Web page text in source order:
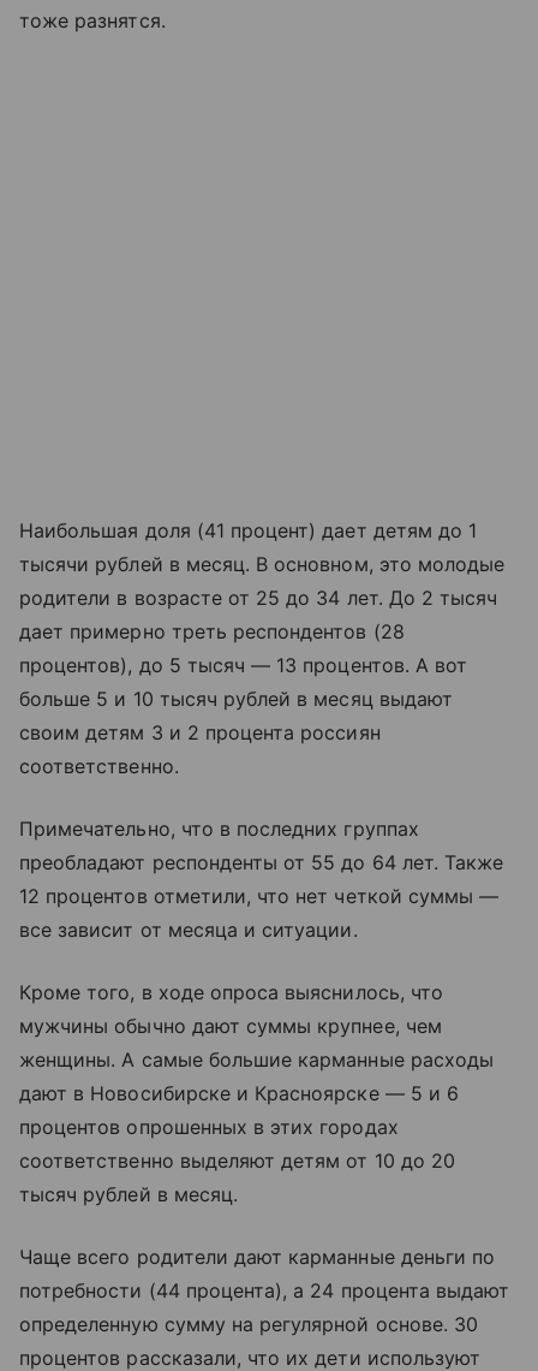
тоже разнятся.
Наибольшая доля (41 процент) дает детям до 1
тысячи рублей в месяц. В основном, это молодые
родители в возрасте от 25 до 34 лет. До 2 тысяч
дает примерно треть респондентов (28
процентов), до 5 тысяч — 13 процентов. А вот
больше 5 и 10 тысяч рублей в месяц выдают
своим детям 3 и 2 процента россиян
соответственно.
Примечательно, что в последних группах
преобладают респонденты от 55 до 64 лет. Также
12 процентов отметили, что нет четкой суммы —
все зависит от месяца и ситуации.
Кроме того, в ходе опроса выяснилось, что
мужчины обычно дают суммы крупнее, чем
женщины. А самые большие карманные расходы
дают в Новосибирске и Красноярске — 5 и 6
процентов опрошенных в этих городах
соответственно выделяют детям от 10 до 20
тысяч рублей в месяц.
Чаще всего родители дают карманные деньги по
потребности (44 процента), а 24 процента выдают
определенную сумму на регулярной основе. 30
процентов рассказали, что их дети используют